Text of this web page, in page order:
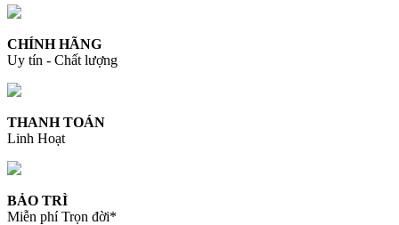
CHÍNH HÃNG
Uy tín - Chất lượng
THANH TOÁN
Linh Hoạt
BẢO TRÌ
Miễn phí Trọn đời*